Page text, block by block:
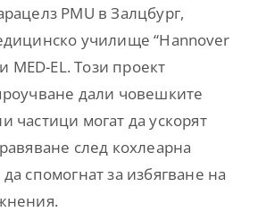
PMU в Залцбург,
училище “Hannover
MED-EL. Този проект
дали човешките
частици могат да ускорят
след кохлеарна
спомогнат за избягване на